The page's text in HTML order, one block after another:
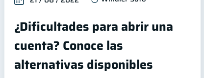
¿Dificultades para abrir una
cuenta? Conoce las
alternativas disponibles